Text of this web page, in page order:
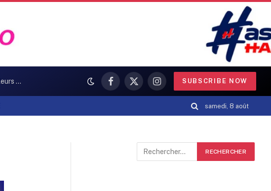
Neuf Centres d’enseignement supérieur technique ouvriront leurs portes en octobre
Facebook
X
(Twitter)
Instagram
SUBSCRIBE NOW
samedi, 8 août